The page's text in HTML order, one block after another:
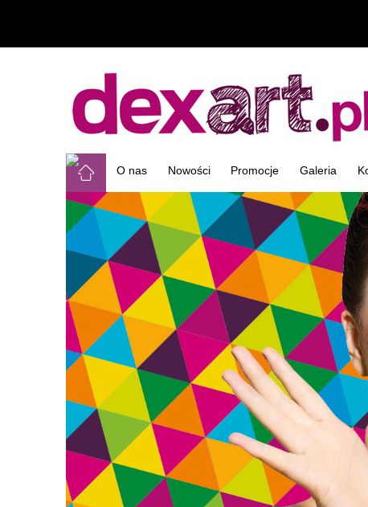
O nas Nowości Promocje Galeria